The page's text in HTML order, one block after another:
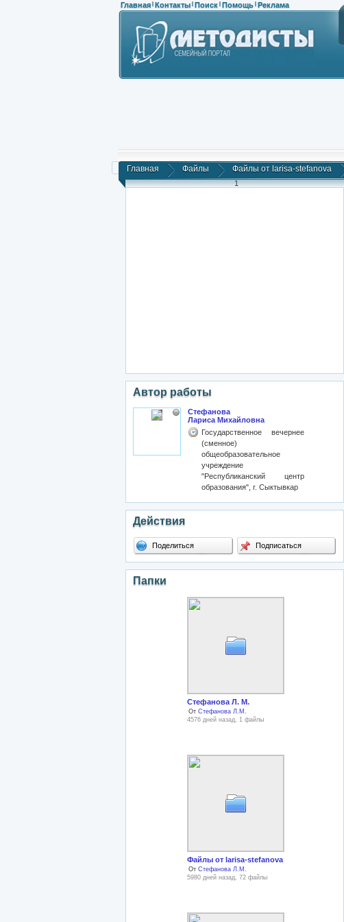
Главная | Контакты | Поиск | Помощь | Реклама
Главная Файлы Файлы от larisa-stefanova
1
Автор работы
Стефанова
Лариса Михайловна
Государственное вечернее
(сменное)
общеобразовательное
учреждение
"Республиканский центр
образования", г. Сыктывкар
Действия
Поделиться Подписаться
Папки
Стефанова Л. М.
От Стефанова Л.М.
4576 дней назад, 1 файлы
Файлы от larisa-stefanova
От Стефанова Л.М.
5980 дней назад, 72 файлы